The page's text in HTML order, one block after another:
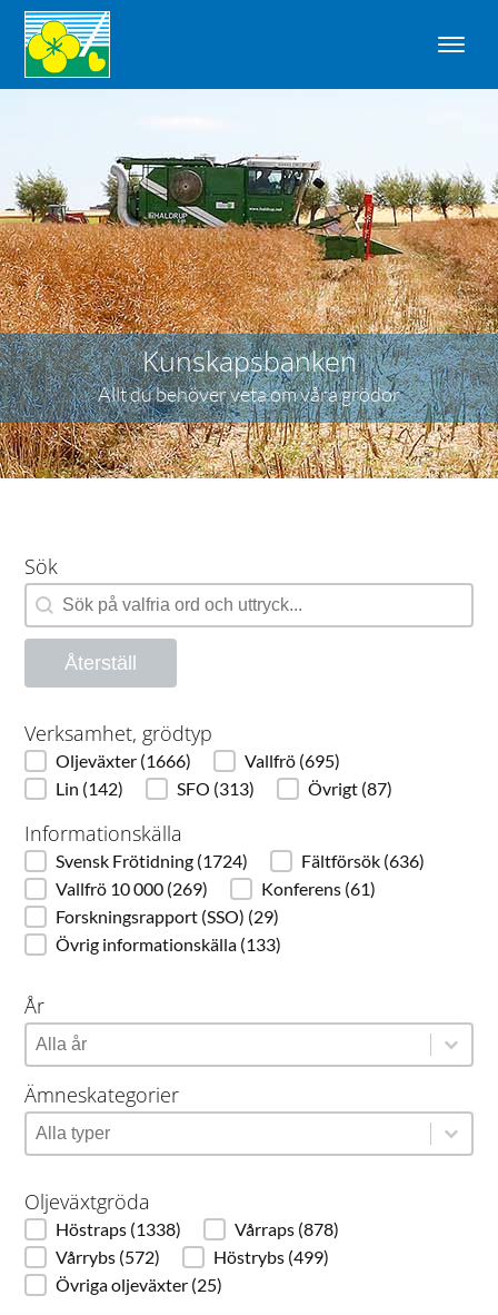
Kunskapsbanken
Allt du behöver veta om våra grödor
Sök
Sök
Sök
Återställ
Verksamhet, grödtyp
Verksamhet, grödtyp
Oljeväxter (1666) Vallfrö (695)
Lin (142) SFO (313) Övrigt (87)
Informationskälla
Informationskälla
Svensk Frötidning (1724) Fältförsök (636)
Vallfrö 10 000 (269) Konferens (61)
Forskningsrapport (SSO) (29)
Övrig informationskälla (133)
År
År
År
År
Ämneskategorier
Ämneskategorier
Ämneskategorier
Ämneskategorier
Oljeväxtgröda
Oljeväxtgröda
Höstraps (1338) Vårraps (878)
Vårrybs (572) Höstrybs (499)
Övriga oljeväxter (25)